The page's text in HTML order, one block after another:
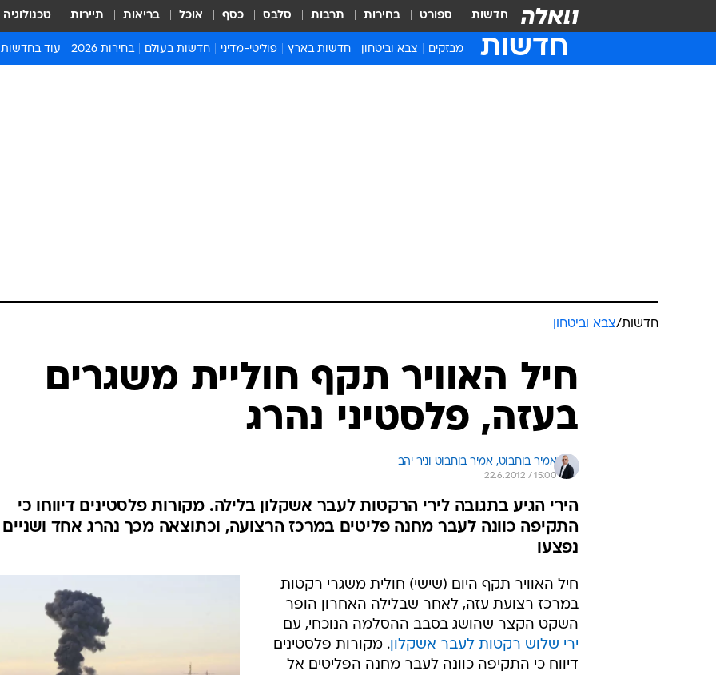
חדשות ספורט בחירות תרבות סלבס כסף אוכל בריאות תיירות טכנולוגיה
חדשות מבזקים צבא וביטחון חדשות בארץ פוליטי-מדיני חדשות בעולם בחירות 2026 עוד בחדשות
המייל האדום
חדשות/צבא וביטחון
חיל האוויר תקף חוליית משגרים
בעזה, פלסטיני נהרג
אמיר בוחבוט, אמיר בוחבוט וניר יהב
22.6.2012 / 15:00
הירי הגיע בתגובה לירי הרקטות לעבר אשקלון בלילה. מקורות פלסטינים דיווחו כי
התקיפה כוונה לעבר מחנה פליטים במרכז הרצועה, וכתוצאה מכך נהרג אחד ושניים
נפצעו
חיל האוויר תקף היום (שישי) חולית משגרי רקטות
במרכז רצועת עזה, לאחר שבלילה האחרון הופר
השקט הקצר שהושג בסבב ההסלמה הנוכחי, עם
ירי שלוש רקטות לעבר אשקלון. מקורות פלסטינים
דיווח כי התקיפה כוונה לעבר מחנה הפליטים אל